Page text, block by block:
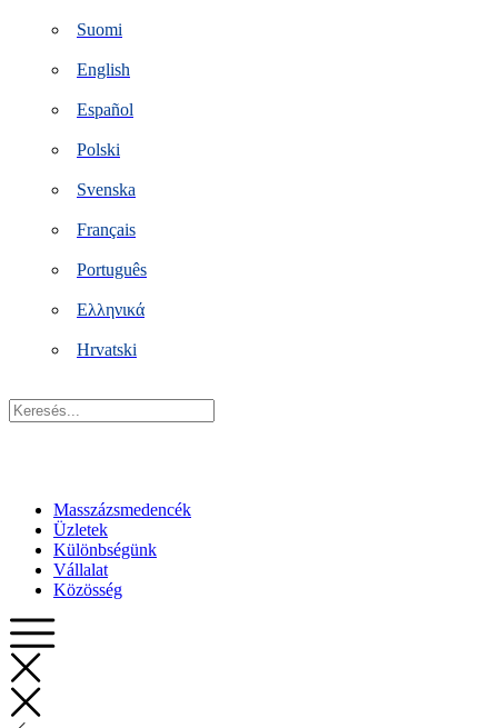
Suomi
English
Español
Polski
Svenska
Français
Português
Ελληνικά
Hrvatski
Keresés...
Masszázsmedencék
Üzletek
Különbségünk
Vállalat
Közösség